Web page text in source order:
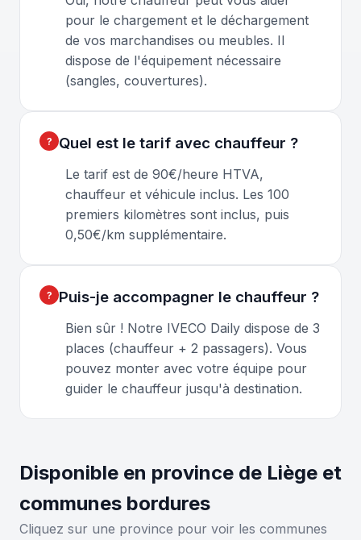
pour le chargement et le déchargement
de vos marchandises ou meubles. Il
dispose de l'équipement nécessaire
(sangles, couvertures).
Quel est le tarif avec chauffeur ?
Le tarif est de 90€/heure HTVA,
chauffeur et véhicule inclus. Les 100
premiers kilomètres sont inclus, puis
0,50€/km supplémentaire.
Puis-je accompagner le chauffeur ?
Bien sûr ! Notre IVECO Daily dispose de 3
places (chauffeur + 2 passagers). Vous
pouvez monter avec votre équipe pour
guider le chauffeur jusqu'à destination.
Disponible en province de Liège et
communes bordures
Cliquez sur une province pour voir les communes